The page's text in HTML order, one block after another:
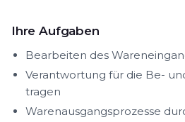
Ihre Aufgaben
Bearbeiten des
Verantwortung für die Be-
tragen
Warenausgangsprozesse